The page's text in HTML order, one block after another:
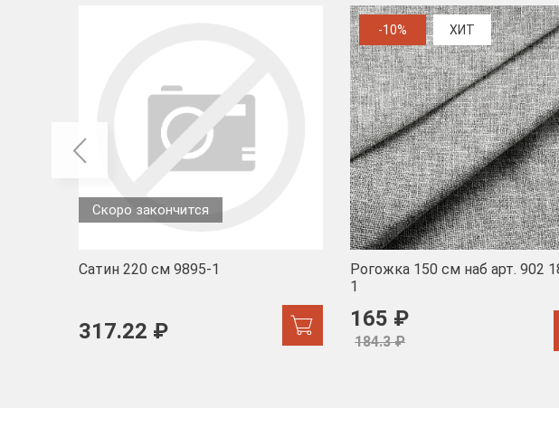
Скоро закончится
Сатин 220 см 9895-1
317.22 ₽
-10% ХИТ
Рогожка 150 см наб арт. 902
1
165 ₽
184.3 ₽